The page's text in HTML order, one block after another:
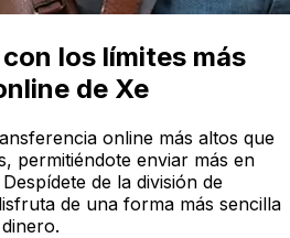
los límites más
de Xe
online más altos que
permitiéndote enviar más en
de la división de
de una forma más sencilla